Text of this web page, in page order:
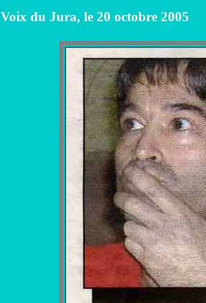
Voix du Jura, le 20 octobre 2005